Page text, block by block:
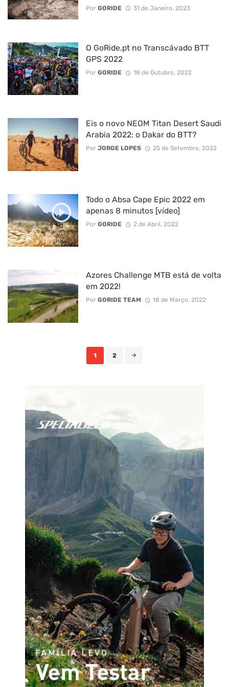
Por GORIDE 31 de Janeiro, 2023
O GoRide.pt no Transcávado BTT
GPS 2022
Por GORIDE 18 de Outubro, 2022
Eis o novo NEOM Titan Desert Saudi
Arabia 2022: o Dakar do BTT?
Por JORGE LOPES 25 de Setembro, 2022
Todo o Absa Cape Epic 2022 em
apenas 8 minutos [vídeo]
Por GORIDE 2 de Abril, 2022
Azores Challenge MTB está de volta
em 2022!
Por GORIDE TEAM 18 de Março, 2022
1 2